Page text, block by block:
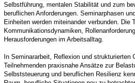
Selbstführung, mentalen Stabilität und zum
beruflichen Anforderungen. Seminarphasen
Einheiten werden miteinander verbunden. Die
Kommunikationsdynamiken,
Herausforderungen im Arbeitsalltag.
In Seminararbeit, Reflexion und strukturierten
Teilnehmenden praxisnahe Ansätze zur
Selbststeuerung und beruflichen Resilienz